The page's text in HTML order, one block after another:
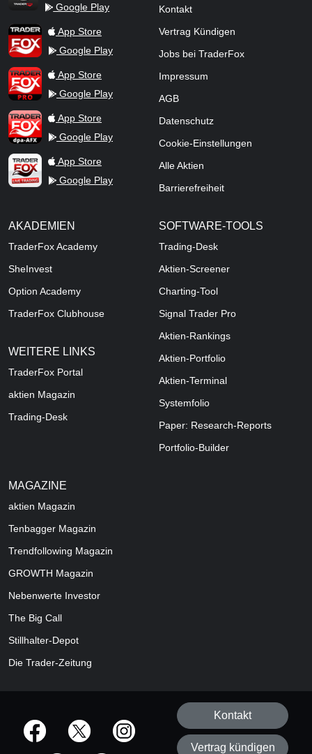
TraderFox Flash
Google Play
TraderFox AppApp Store
Google Play
TraderFox ProApp Store
Google Play
TraderFox dpa-AFX ProFeed
App Store
Google Play
TraderFox Live Trading
App Store
Google Play
Kontakt
Vertrag Kündigen
Jobs bei TraderFox
Impressum
AGB
Datenschutz
Cookie-Einstellungen
Alle Aktien
Barrierefreiheit
AKADEMIEN
TraderFox Academy
SheInvest
Option Academy
TraderFox Clubhouse
WEITERE LINKS
TraderFox Portal
aktien Magazin
Trading-Desk
SOFTWARE-TOOLS
Trading-Desk
Aktien-Screener
Charting-Tool
Signal Trader Pro
Aktien-Rankings
Aktien-Portfolio
Aktien-Terminal
Systemfolio
Paper: Research-Reports
Portfolio-Builder
MAGAZINE
aktien Magazin
Tenbagger Magazin
Trendfollowing Magazin
GROWTH Magazin
Nebenwerte Investor
The Big Call
Stillhalter-Depot
Die Trader-Zeitung
offizielle Social Media-Accounts
Kontakt
Vertrag kündigen